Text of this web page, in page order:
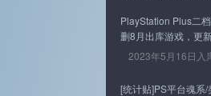
PlayStation Plus二
删8月出库游戏，更
2023年5月16日入
[统计贴]PS平台魂系/